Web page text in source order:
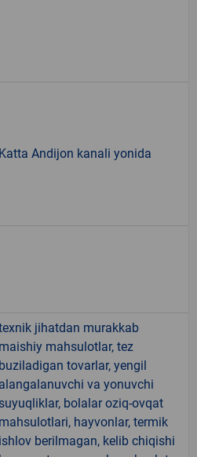
Katta Andijon kanali yonida
jihatdan murakkab
maishiy mahsulotlar, tez
buziladigan tovarlar, yengil
alangalanuvchi va yonuvchi
suyuqliklar, bolalar oziq-ovqat
mahsulotlari, hayvonlar, termik
ishlov berilmagan, kelib chiqishi